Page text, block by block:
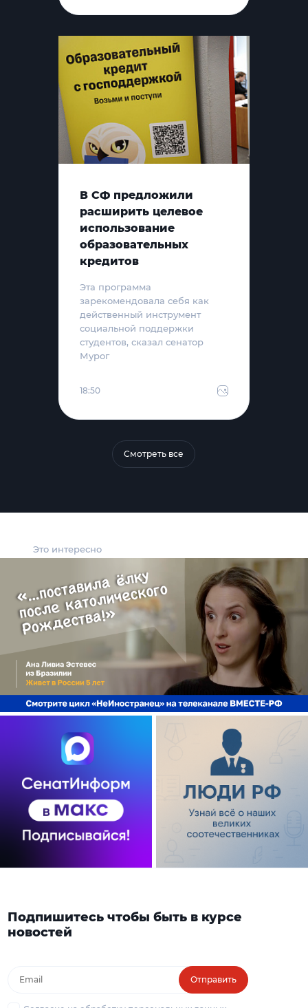
Это интересно
В СФ предложили
расширить целевое
использование
образовательных
кредитов
Эта программа
зарекомендовала себя как
действенный инструмент
социальной поддержки
студентов, сказал сенатор
Мурог
18:50
Смотреть все
Подпишитесь чтобы быть в курсе
новостей
Отправить